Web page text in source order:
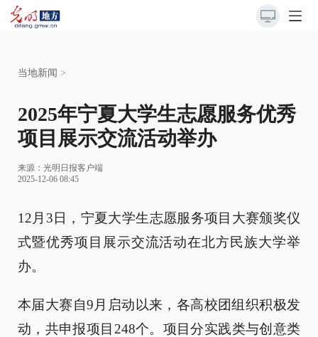
当地新闻 >
2025年宁夏大学生志愿服务优秀
项目展示交流活动举办
来源： 光明日报客户端
2025-12-06 08:45
12月3日，宁夏大学生志愿服务项目大赛颁奖仪
式暨优秀项目展示交流活动在北方民族大学举
办。
本届大赛自9月启动以来，各高校团组织积极发
动，共申报项目248个。项目分实践类与创意类